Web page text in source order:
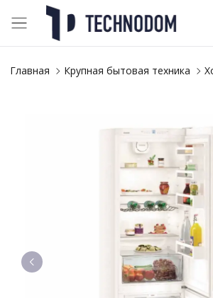
Главная Крупная бытовая техника